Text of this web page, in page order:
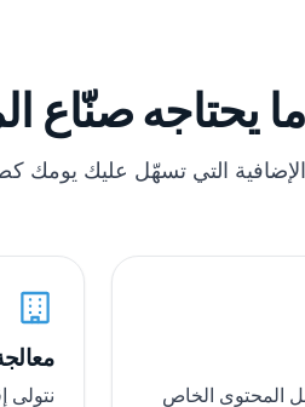
يحتاجه صنّاع
التي تسهّل عليك يومك
المحتوى الخاص نتولى